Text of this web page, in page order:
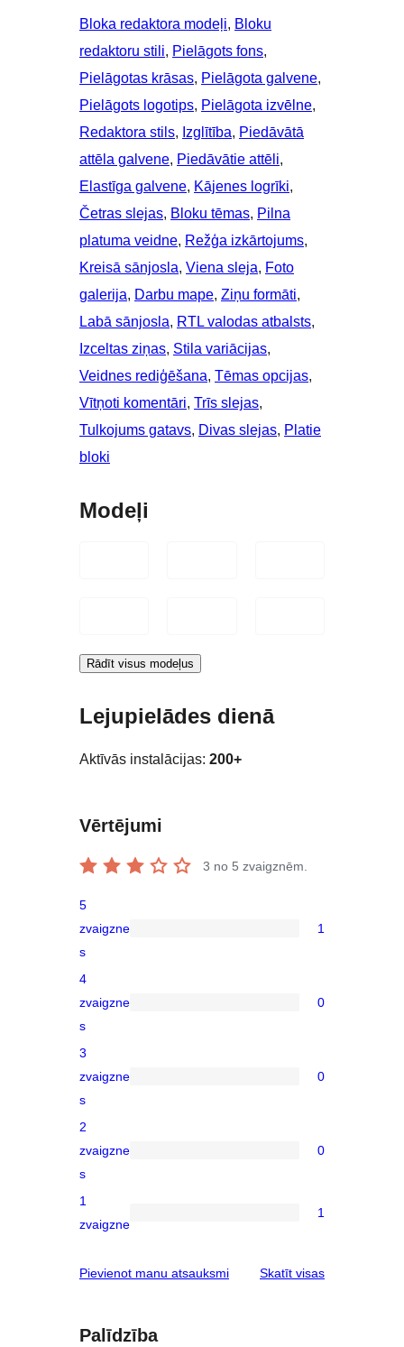
Bloka redaktora modeļi, Bloku
redaktoru stili, Pielāgots fons
Pielāgotas krāsas, Pielāgota galvene
Pielāgots logotips, Pielāgota izvēlne
Redaktora stils, Izglītība, Piedāvātā
attēla galvene, Piedāvātie attēli
Elastīga galvene, Kājenes logrīki
Četras slejas, Bloku tēmas, Pilna
platuma veidne, Režģa izkārtojums
Kreisā sānjosla, Viena sleja, Foto
galerija, Darbu mape, Ziņu formāti
Labā sānjosla, RTL valodas atbalsts
Izceltas ziņas, Stila variācijas
Veidnes rediģēšana, Tēmas opcijas
Vītņoti komentāri, Trīs slejas
Tulkojums gatavs, Divas slejas, Platie
bloki
Modeļi
Rādīt visus modeļus
Lejupielādes dienā
Aktīvās instalācijas: 200+
Vērtējumi
3 no 5 zvaigznēm.
star
review
5
zvaigzne
s
1
star
reviews
4
zvaigzne
s
0
star
reviews
3
zvaigzne
s
0
star
reviews
2
zvaigzne
s
0
1
star
1
zvaigzne
1
Pievienot manu atsauksmi Skatīt visasatsauksmes
Palīdzība